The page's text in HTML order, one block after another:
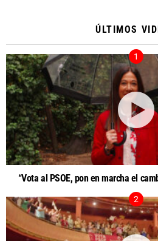
ÚLTIMOS
“Vota al PSOE, pon en marcha el